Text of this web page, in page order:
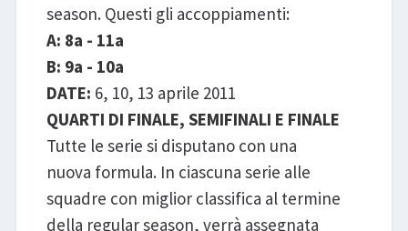
season. Questi gli accoppiamenti:
A: 8a - 11a
B: 9a - 10a
DATE: 6, 10, 13 aprile 2011
QUARTI DI FINALE, SEMIFINALI E FINALE
Tutte le serie si disputano con una
nuova formula. In ciascuna serie alle
squadre con miglior classifica al termine
della regular season, verrà assegnata